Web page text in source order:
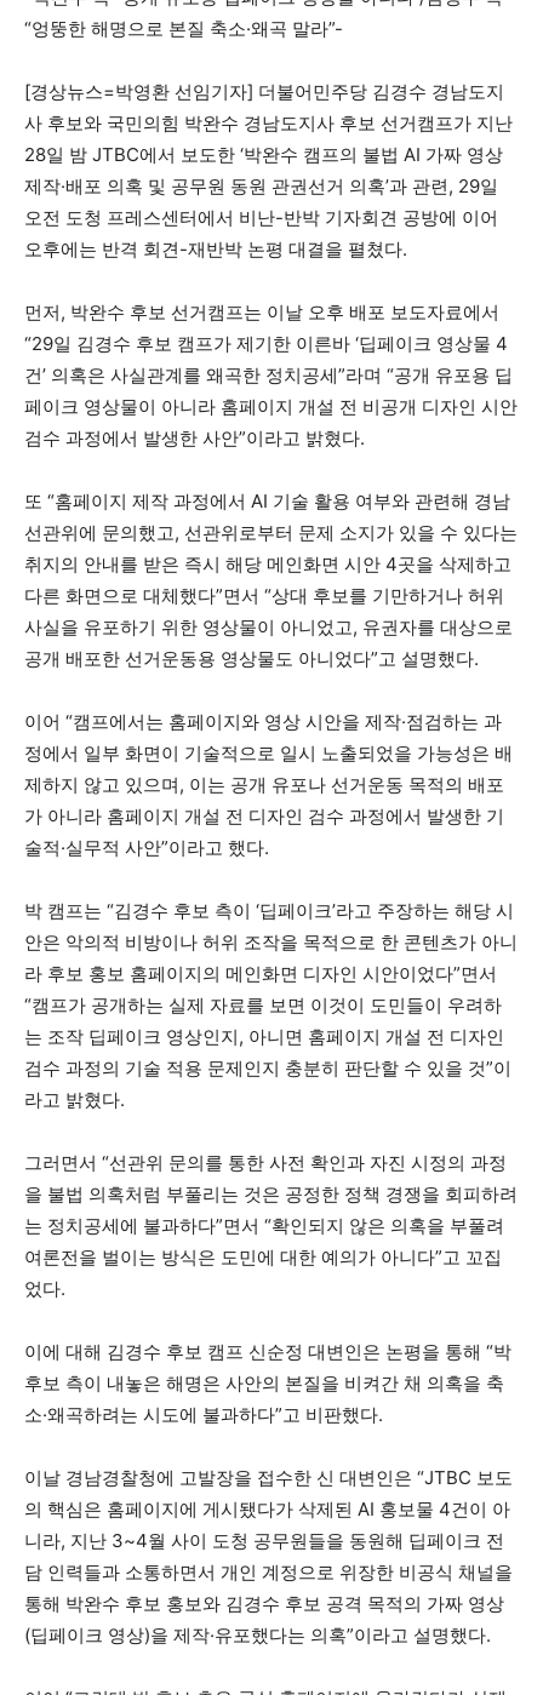
“엉뚱한 해명으로 본질 축소·왜곡 말라”-
[경상뉴스=박영환 선임기자] 더불어민주당 김경수 경남도지
사 후보와 국민의힘 박완수 경남도지사 후보 선거캠프가 지난
28일 밤 JTBC에서 보도한 ‘박완수 캠프의 불법 AI 가짜 영상
제작·배포 의혹 및 공무원 동원 관권선거 의혹’과 관련, 29일
오전 도청 프레스센터에서 비난-반박 기자회견 공방에 이어
오후에는 반격 회견-재반박 논평 대결을 펼쳤다.
먼저, 박완수 후보 선거캠프는 이날 오후 배포 보도자료에서
“29일 김경수 후보 캠프가 제기한 이른바 ‘딥페이크 영상물 4
건’ 의혹은 사실관계를 왜곡한 정치공세”라며 “공개 유포용 딥
페이크 영상물이 아니라 홈페이지 개설 전 비공개 디자인 시안
검수 과정에서 발생한 사안”이라고 밝혔다.
또 “홈페이지 제작 과정에서 AI 기술 활용 여부와 관련해 경남
선관위에 문의했고, 선관위로부터 문제 소지가 있을 수 있다는
취지의 안내를 받은 즉시 해당 메인화면 시안 4곳을 삭제하고
다른 화면으로 대체했다”면서 “상대 후보를 기만하거나 허위
사실을 유포하기 위한 영상물이 아니었고, 유권자를 대상으로
공개 배포한 선거운동용 영상물도 아니었다”고 설명했다.
이어 “캠프에서는 홈페이지와 영상 시안을 제작·점검하는 과
정에서 일부 화면이 기술적으로 일시 노출되었을 가능성은 배
제하지 않고 있으며, 이는 공개 유포나 선거운동 목적의 배포
가 아니라 홈페이지 개설 전 디자인 검수 과정에서 발생한 기
술적·실무적 사안”이라고 했다.
박 캠프는 “김경수 후보 측이 ‘딥페이크’라고 주장하는 해당 시
안은 악의적 비방이나 허위 조작을 목적으로 한 콘텐츠가 아니
라 후보 홍보 홈페이지의 메인화면 디자인 시안이었다”면서
“캠프가 공개하는 실제 자료를 보면 이것이 도민들이 우려하
는 조작 딥페이크 영상인지, 아니면 홈페이지 개설 전 디자인
검수 과정의 기술 적용 문제인지 충분히 판단할 수 있을 것”이
라고 밝혔다.
그러면서 “선관위 문의를 통한 사전 확인과 자진 시정의 과정
을 불법 의혹처럼 부풀리는 것은 공정한 정책 경쟁을 회피하려
는 정치공세에 불과하다”면서 “확인되지 않은 의혹을 부풀려
여론전을 벌이는 방식은 도민에 대한 예의가 아니다”고 꼬집
었다.
이에 대해 김경수 후보 캠프 신순정 대변인은 논평을 통해 “박
후보 측이 내놓은 해명은 사안의 본질을 비켜간 채 의혹을 축
소·왜곡하려는 시도에 불과하다”고 비판했다.
이날 경남경찰청에 고발장을 접수한 신 대변인은 “JTBC 보도
의 핵심은 홈페이지에 게시됐다가 삭제된 AI 홍보물 4건이 아
니라, 지난 3~4월 사이 도청 공무원들을 동원해 딥페이크 전
담 인력들과 소통하면서 개인 계정으로 위장한 비공식 채널을
통해 박완수 후보 홍보와 김경수 후보 공격 목적의 가짜 영상
(딥페이크 영상)을 제작·유포했다는 의혹”이라고 설명했다.